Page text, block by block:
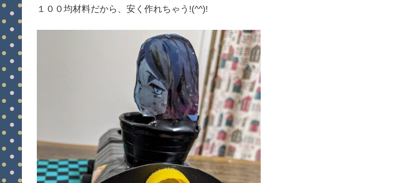
１００均材料だから、安く作れちゃう!(^^)!